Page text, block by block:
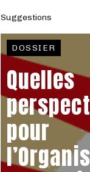
Suggestions
DOSSIER
Quelles
pour